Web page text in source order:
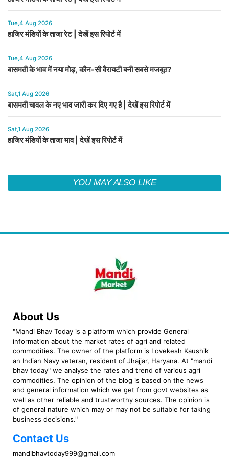
Tue,4 Aug 2026
हाजिर मंडियों के ताजा रेट | देखें इस रिपोर्ट में
Tue,4 Aug 2026
बासमती के भाव में नया मोड़, कौन-सी वैरायटी बनी सबसे मजबूत?
Sat,1 Aug 2026
बासमती चावल के नए भाव जारी कर दिए गए है | देखें इस रिपोर्ट में
Sat,1 Aug 2026
हाजिर मंडियों के ताजा भाव | देखें इस रिपोर्ट में
YOU MAY ALSO LIKE
About Us
"Mandi Bhav Today is a platform which provide General
information about the market rates of agri and related
commodities. The owner of the platform is Lovekesh Kaushik
an Indian Navy veteran, resident of Jhajjar, Haryana. At "mandi
bhav today" we analyse the rates and trend of various agri
commodities. The opinion of the blog is based on the news
and general information which we get from govt websites as
well as other reliable and trustworthy sources. The opinion is
of general nature which may or may not be suitable for taking
business decisions."
Contact Us
mandibhavtoday999@gmail.com